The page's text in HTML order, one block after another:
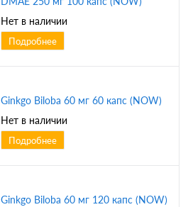
Нет в наличии
Подробнее
Ginkgo Biloba 60 мг 60 капс (NOW)
Нет в наличии
Подробнее
Ginkgo Biloba 60 мг 120 капс (NOW)